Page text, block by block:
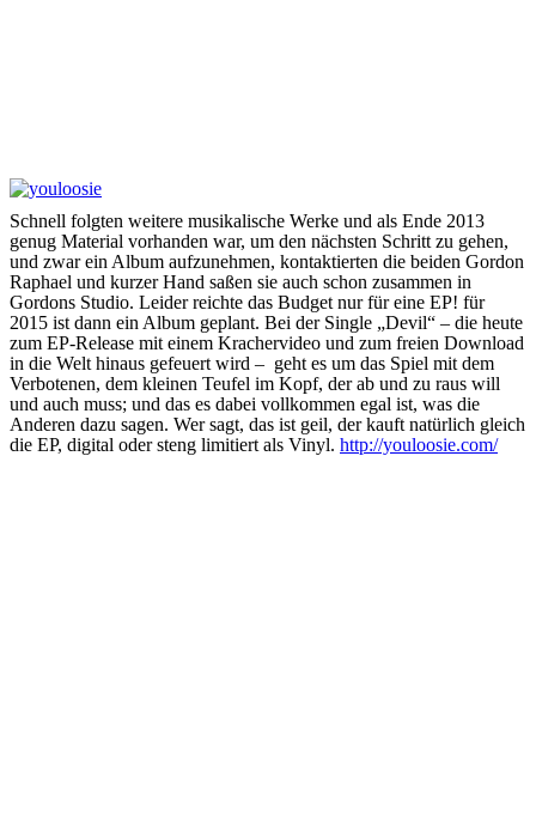
Schnell folgten weitere musikalische Werke und als Ende 2013
genug Material vorhanden war, um den nächsten Schritt zu gehen,
und zwar ein Album aufzunehmen, kontaktierten die beiden Gordon
Raphael und kurzer Hand saßen sie auch schon zusammen in
Gordons Studio. Leider reichte das Budget nur für eine EP! für
2015 ist dann ein Album geplant. Bei der Single „Devil“ – die heute
zum EP-Release mit einem Krachervideo und zum freien Download
in die Welt hinaus gefeuert wird – geht es um das Spiel mit dem
Verbotenen, dem kleinen Teufel im Kopf, der ab und zu raus will
und auch muss; und das es dabei vollkommen egal ist, was die
Anderen dazu sagen. Wer sagt, das ist geil, der kauft natürlich gleich
die EP, digital oder steng limitiert als Vinyl. http://youloosie.com/